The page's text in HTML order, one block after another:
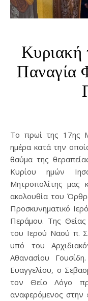
Κυριακή
Παναγία
Το πρωί της 17ης Μαΐου 2026, Κυριακή του Τυφλού,
ημέρα κατά την
θαύμα της
Κυρίου ημών
Μητροπολίτης μας
ακολουθία του
Προσκυνηματικό
Περάμου. Της Θείας
του Ιερού Ναού π.
υπό του
Αθανασίου
Ευαγγελίου, ο
τον Θείο Λόγο
αναφερόμενος στην